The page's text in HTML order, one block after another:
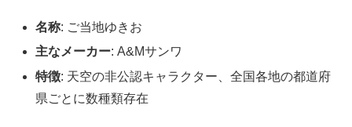
名称: ご当地ゆきお
主なメーカー: A&Mサンワ
特徴: 天空の非公認キャラクター、全国各地の都道府
県ごとに数種類存在